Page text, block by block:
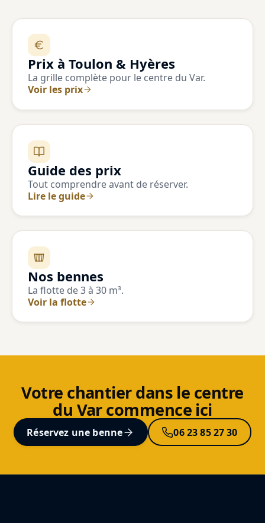
Prix à Toulon & Hyères
La grille complète pour le centre du Var.
Voir les prix
Guide des prix
Tout comprendre avant de réserver.
Lire le guide
Nos bennes
La flotte de 3 à 30 m³.
Voir la flotte
Votre chantier dans le centre
du Var commence ici
Réservez une benne 06 23 85 27 30